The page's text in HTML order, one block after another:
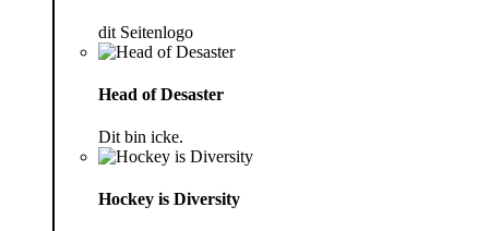
dit Seitenlogo
Head of Desaster
Dit bin icke.
Hockey is Diversity